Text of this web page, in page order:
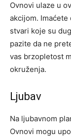
Ovnovi ulaze u
akcijom.
stvari koje su
pazite da ne
vas brzopletost
okruženja.
Ljubav
Na ljubavnom
Ovnovi mogu